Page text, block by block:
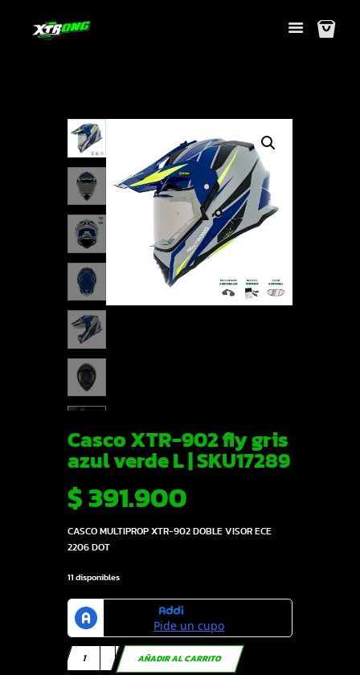
Casco XTR-902 fly gris
azul verde L | SKU17289
$ 391.900
CASCO MULTIPROP XTR-902 DOBLE VISOR ECE
2206 DOT
11 disponibles
Casco
XTR-
AÑADIR AL CARRITO